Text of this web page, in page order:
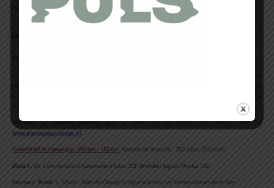
récompenses.
Possibilité denavettes payantespour se rendre sur les départs des courses (infos sur
www.grandraidcamargue.fr).
Grand Raid de Camargue, 100 km / 150 m+. Nombre de dossards : 250 solos, 250 relais.
Départ : 6h, Salin-de-Giraud (commune d’Arles, 13). Arrivée : Aigues-Mortes (30).
Parcours : Relais 1 : 53 km : Salin-de-Giraud, la Digue à la Mer, les Saintes-Maries-de-la-Mer.